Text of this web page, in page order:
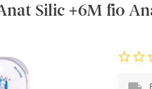
Silic +6M fio